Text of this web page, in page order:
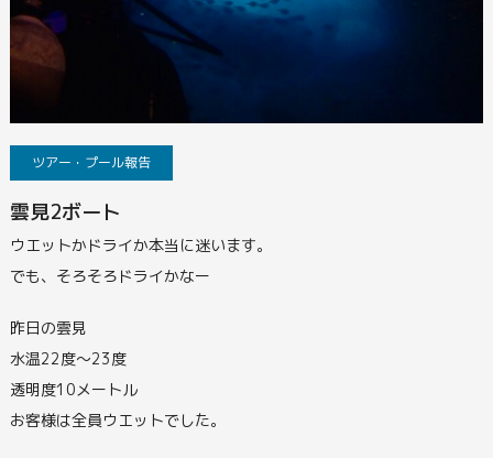
ツアー・プール報告
雲見2ボート
ウエットかドライか本当に迷います。
でも、そろそろドライかなー
昨日の雲見
水温22度～23度
透明度10メートル
お客様は全員ウエットでした。